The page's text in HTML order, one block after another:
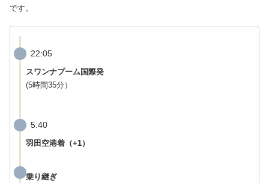
です。
22:05
スワンナプーム国際発
(5時間35分）
5:40
羽田空港着（+1）
乗り継ぎ